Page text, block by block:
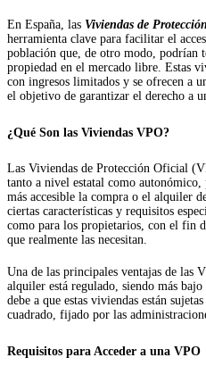
En España, las Viviendas de
herramienta clave para facilitar el
población que, de otro modo, podrían
propiedad en el mercado libre. Estas
con ingresos limitados y se ofrecen a
el objetivo de garantizar el derecho a
¿Qué Son las Viviendas VPO?
Las Viviendas de Protección Oficial
tanto a nivel estatal como autonómico,
más accesible la compra o el alquiler
ciertas características y requisitos
como para los propietarios, con el fin
que realmente las necesitan.
Una de las principales ventajas de las
alquiler está regulado, siendo más
debe a que estas viviendas están
cuadrado, fijado por las
Requisitos para Acceder a una VPO